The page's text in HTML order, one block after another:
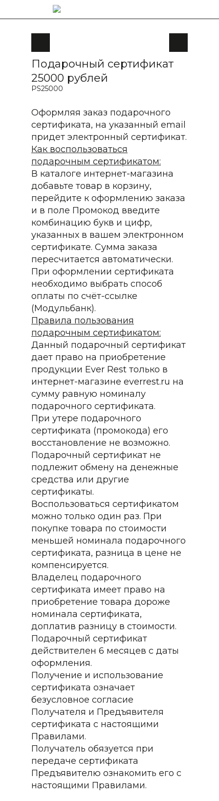
Подарочный сертификат
25000 рублей
PS25000
Оформляя заказ подарочного
сертификата, на указанный email
придет электронный сертификат.
Как воспользоваться
подарочным сертификатом:
В каталоге интернет-магазина
добавьте товар в корзину,
перейдите к оформлению заказа
и в поле Промокод введите
комбинацию букв и цифр,
указанных в вашем электронном
сертификате. Сумма заказа
пересчитается автоматически.
При оформлении сертификата
необходимо выбрать способ
оплаты по счёт-ссылке
(Модульбанк).
Правила пользования
подарочным сертификатом:
Данный подарочный сертификат
дает право на приобретение
продукции Ever Rest только в
интернет-магазине everrest.ru на
сумму равную номиналу
подарочного сертификата.
При утере подарочного
сертификата (промокода) его
восстановление не возможно.
Подарочный сертификат не
подлежит обмену на денежные
средства или другие
сертификаты.
Воспользоваться сертификатом
можно только один раз. При
покупке товара по стоимости
меньшей номинала подарочного
сертификата, разница в цене не
компенсируется.
Владелец подарочного
сертификата имеет право на
приобретение товара дороже
номинала сертификата,
доплатив разницу в стоимости.
Подарочный сертификат
действителен 6 месяцев с даты
оформления.
Получение и использование
сертификата означает
безусловное согласие
Получателя и Предъявителя
сертификата с настоящими
Правилами.
Получатель обязуется при
передаче сертификата
Предъявителю ознакомить его с
настоящими Правилами.